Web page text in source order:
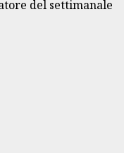
del settimanale